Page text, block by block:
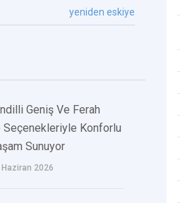
yeniden eskiye
Geniş Ve Ferah
Seçenekleriyle Konforlu
Sunuyor
Haziran 2026